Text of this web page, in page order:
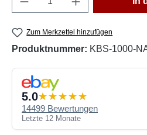
Zum Merkzettel hinzufügen
Produktnummer: KBS-1000-
5.0
14499 Bewertungen
Letzte 12 Monate